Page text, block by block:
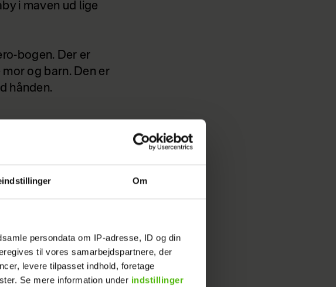
Om
persondata om IP-adresse, ID og din
til vores samarbejdspartnere, der
levere tilpasset indhold, foretage
Se mere information under indstillinger
i maven ud lige
bogen. Der er
og barn. Den er
hånden.
Baby kan lære